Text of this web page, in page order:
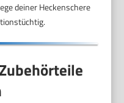
deiner Heckenschere